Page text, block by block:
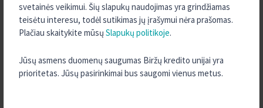
svetainės veikimui. Šių slapukų naudojimas yra grindžiamas
teisėtu interesu, todėl sutikimas jų įrašymui nėra prašomas.
Plačiau skaitykite mūsų Slapukų politikoje.
Jūsų asmens duomenų saugumas Biržų kredito unijai yra
prioritetas. Jūsų pasirinkimai bus saugomi vienus metus.
SUSISIEKITE SU MUMIS